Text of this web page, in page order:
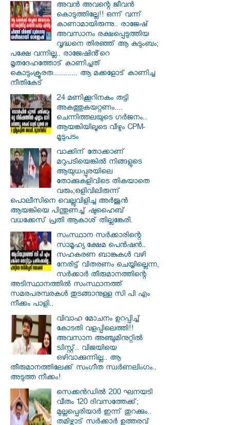
അവൻ അവന്റെ ജീവൻ
കൊടുത്തില്ലേ!! ഒന്ന് വന്ന്
കാണാമായിരുന്നു.. രാജേഷ്
അവസാനം രക്ഷപ്പെടുത്തിയ
വൃദ്ധനെ തിരഞ്ഞ് ആ കുടുംബം;
പക്ഷേ വന്നില്ല.. രാജേഷിൻ്റെ
മൃതദേഹത്തോട് കാണിച്ചത്
കൊടുംക്രൂരത............ ആ മക്കളോട് കാണിച്ച
നീതികേട്
24 മണിക്കൂറിനകം തട്ടി
അകത്തുകയറ്റണം....
ചെന്നിത്തലയുടെ ഗർജനം..
ആയങ്കിയിലൂടെ വീഴും CPM-
മൂടുപടം
വാക്കിന് തോക്കാണ്
മറുപടിയെങ്കിൽ നിങ്ങളുടെ
ആയുധപ്പുരയിലെ
തോക്കുകളിവിടെ തികയാതെ
വരും;ഒളിവിലിരുന്ന്
പൊലീസിനെ വെല്ലുവിളിച്ച അർജുൻ
ആയങ്കിയെ പിന്തുണച്ച് ഷുഹൈബ്
വധക്കേസ് പ്രതി ആകാശ് തില്ലങ്കേരി.
സംസ്ഥാന സർ‌ക്കാരിന്റെ
സാമൂഹ്യ ക്ഷേമ പെൻഷൻ..
സഹകരണ ബാങ്കുകൾ വഴി
നേരിട്ട് വിതരണം ചെയ്യില്ലെന്ന,
സർക്കാർ തീരുമാനത്തിന്റെ
അടിസ്ഥാനത്തിൽ സംസ്ഥാനത്ത്
സമരപരമ്പരകൾ തുടങ്ങാനുള്ള സി പി എം
നീക്കം പാളി..
വിവാഹ മോചനം ഉറപ്പിച്ച്
കോടതി വളപ്പിലെത്തി!!
അവസാന അഞ്ചുമിനുറ്റിൽ
ട്വിസ്റ്റ്.. വിജയിയെ
ഒഴിവാക്കുന്നില്ല.. ആ
തീരുമാനത്തിലേക്ക് സംഗീത സ്വർണലിംഗം..
അടുത്ത നീക്കം!
സെക്കൻഡിൽ 200 ഘനയടി
വീതം 120 ദിവസത്തേക്ക്;
മുല്ലപ്പെരിയാർ ഇന്ന് തുറക്കും..
തമിഴ്നാട് സർക്കാർ ഉത്തരവ്